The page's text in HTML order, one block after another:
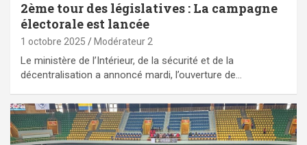
2ème tour des législatives : La campagne
électorale est lancée
1 octobre 2025 Modérateur 2
Le ministère de l’Intérieur, de la sécurité et de la
décentralisation a annoncé mardi, l’ouverture de…